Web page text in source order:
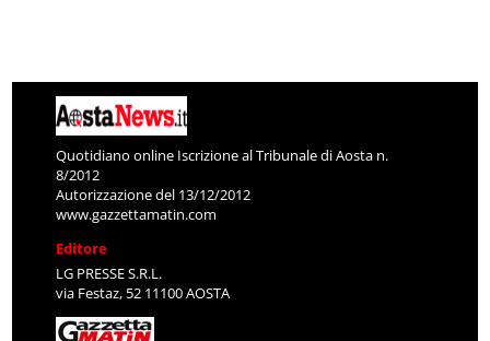
Quotidiano online Iscrizione al Tribunale di Aosta n.
8/2012
Autorizzazione del 13/12/2012
www.gazzettamatin.com
Editore
LG PRESSE S.R.L.
via Festaz, 52 11100 AOSTA